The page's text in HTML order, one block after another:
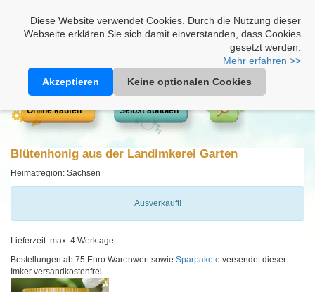
Diese Website verwendet Cookies. Durch die Nutzung dieser
Webseite erklären Sie sich damit einverstanden, dass Cookies
gesetzt werden.
Mehr erfahren >>
Akzeptieren
Keine optionalen Cookies
Online kaufen Selbst abholen
Blütenhonig aus der Landimkerei Garten
Heimatregion: Sachsen
Ausverkauft!
Lieferzeit: max. 4 Werktage
Bestellungen ab 75 Euro Warenwert sowie Sparpakete versendet dieser
Imker versandkostenfrei.